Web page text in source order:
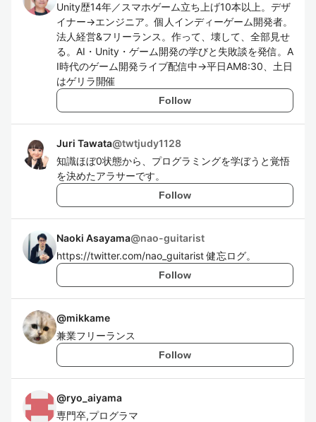
Unity歴14年／スマホゲーム立ち上げ10本以上。デザ
イナー→エンジニア。個人インディーゲーム開発者。
法人経営&フリーランス。作って、壊して、全部見せ
る。AI・Unity・ゲーム開発の学びと失敗談を発信。A
I時代のゲーム開発ライブ配信中→平日AM8:30、土日
はゲリラ開催
Follow
Juri Tawata@twtjudy1128
知識ほぼ0状態から、プログラミングを学ぼうと覚悟
を決めたアラサーです。
Follow
Naoki Asayama@nao-guitarist
https://twitter.com/nao_guitarist 健忘ログ。
Follow
@mikkame
兼業フリーランス
Follow
@ryo_aiyama
専門卒,プログラマ